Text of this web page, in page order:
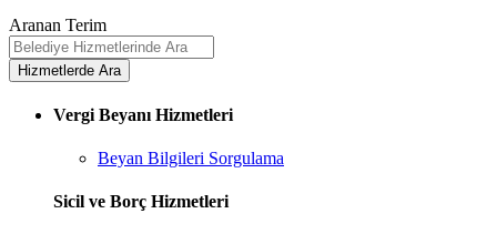
Aranan Terim
Vergi Beyanı Hizmetleri
Beyan Bilgileri Sorgulama
Sicil ve Borç Hizmetleri